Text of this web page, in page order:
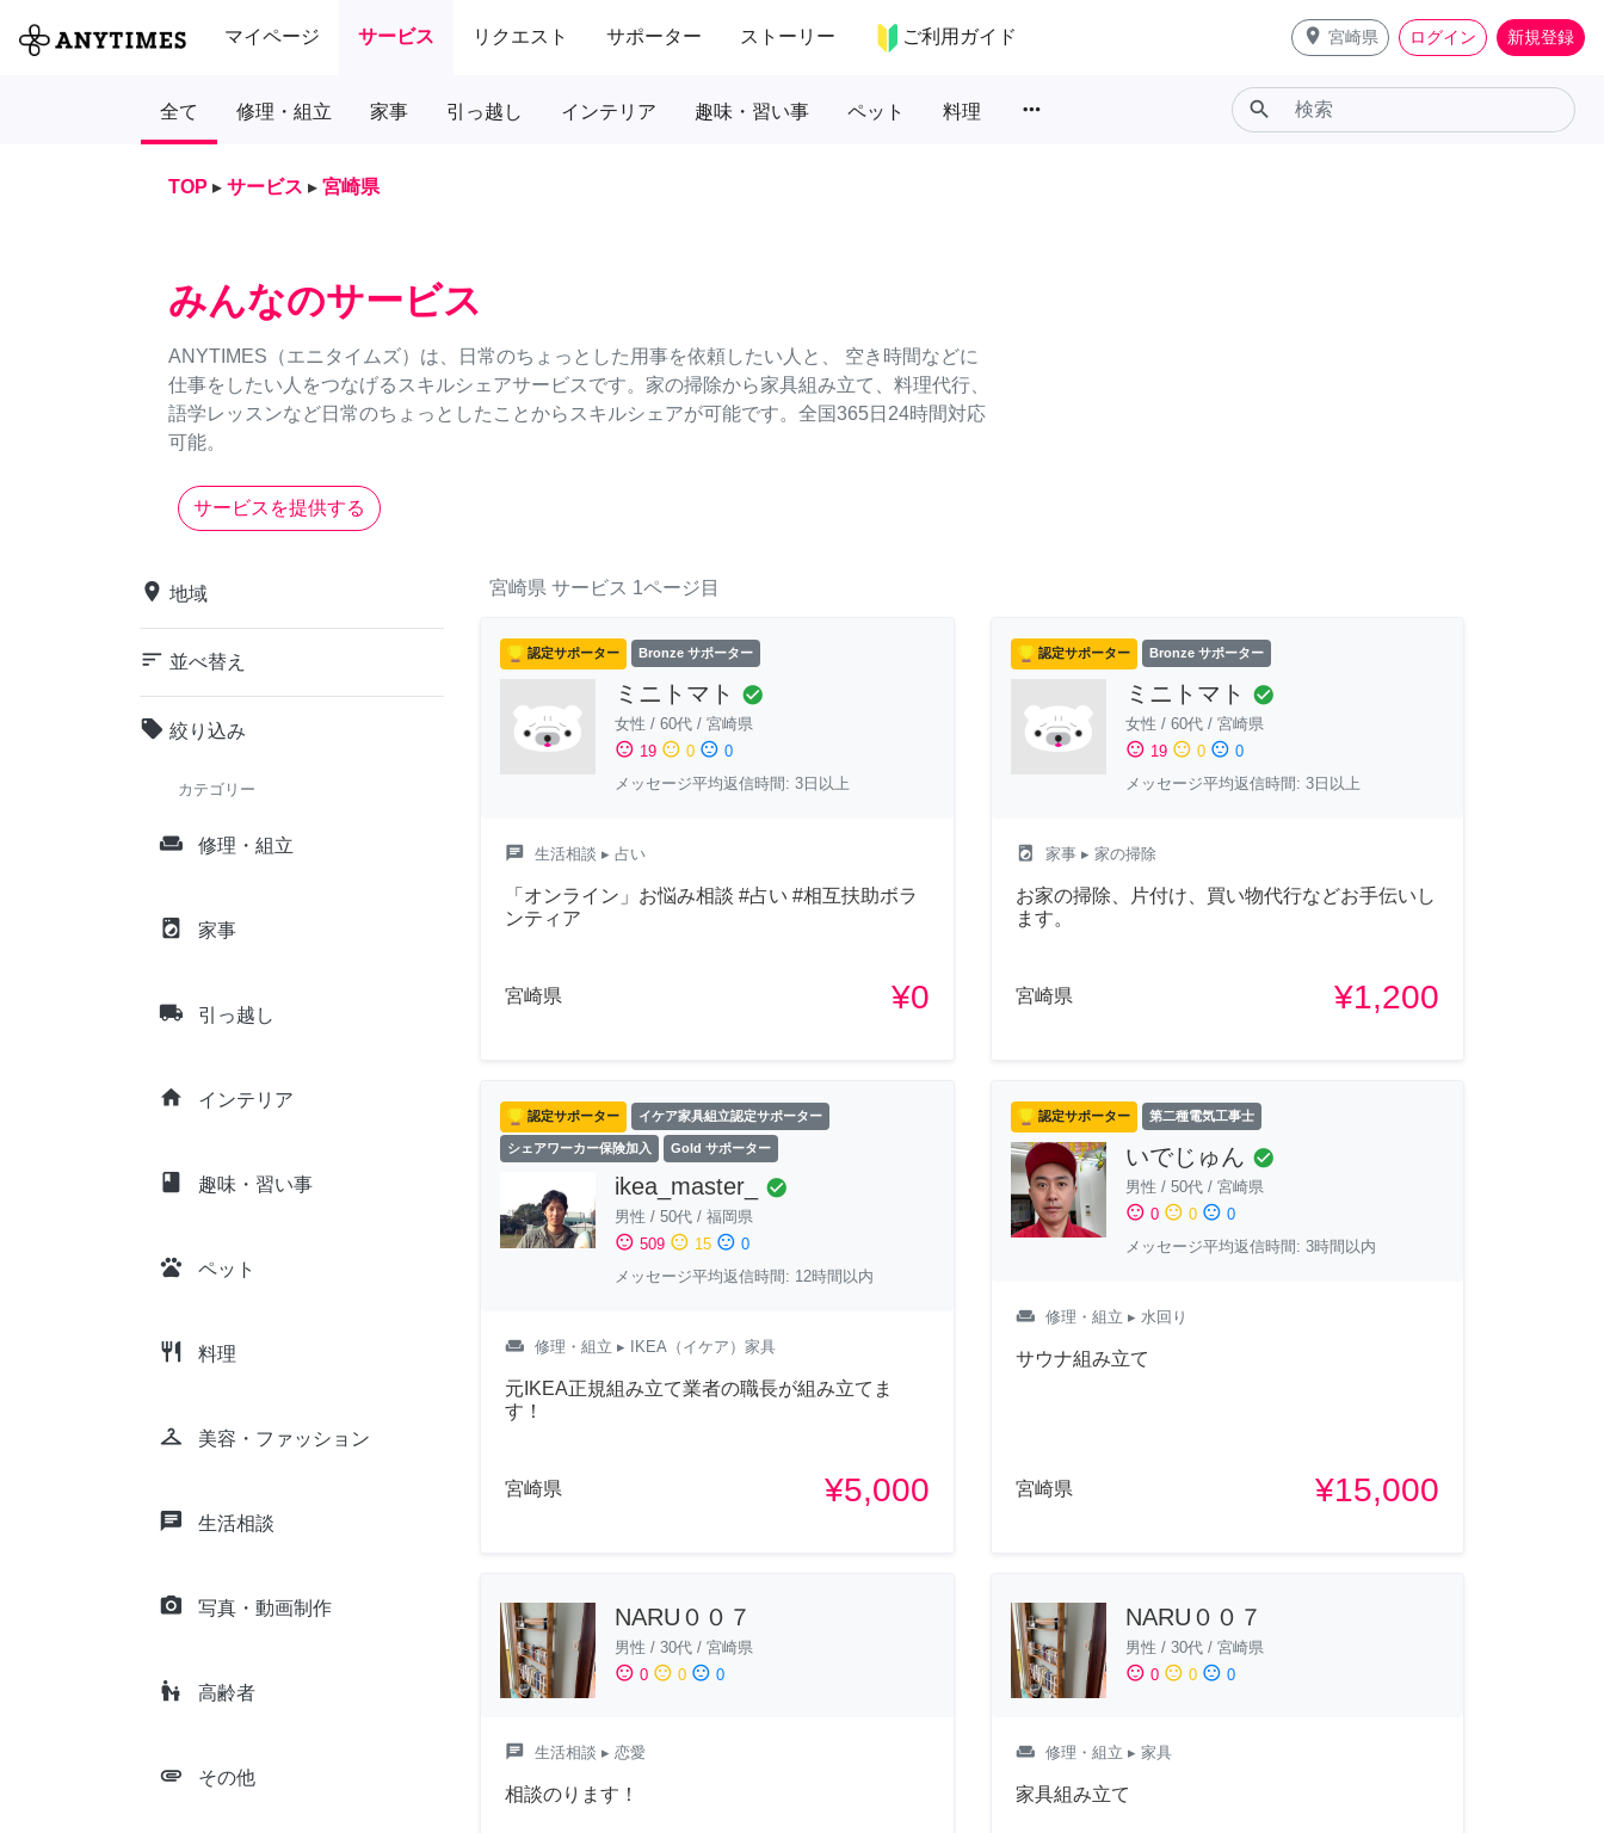
マイページ サービス リクエスト サポーター ストーリー ご利用ガイド place 宮崎県 ログイン 新規登録
全て 修理・組立 家事 引っ越し インテリア 趣味・習い事 ペット 料理 more_horiz search
TOP ▸ サービス ▸ 宮崎県
みんなのサービス
ANYTIMES（エニタイムズ）は、日常のちょっとした用事を依頼したい人と、 空き時間などに
仕事をしたい人をつなげるスキルシェアサービスです。家の掃除から家具組み立て、料理代行、
語学レッスンなど日常のちょっとしたことからスキルシェアが可能です。全国365日24時間対応
可能。
サービスを提供する
place 地域
sort 並べ替え
local_offer 絞り込み
カテゴリー
weekend 修理・組立
local_laundry_service 家事
local_shipping 引っ越し
home インテリア
class 趣味・習い事
pets ペット
restaurant 料理
checkroom 美容・ファッション
chat 生活相談
camera_alt 写真・動画制作
escalator_warning 高齢者
attachment その他
宮崎県 サービス 1ページ目
認定サポーター Bronze サポーター
ミニトマト check_circle
女性 / 60代 / 宮崎県
sentiment_satisfied 19 sentiment_neutral 0 sentiment_dissatisfied 0
メッセージ平均返信時間: 3日以上
chat 生活相談 ▸ 占い
「オンライン」お悩み相談 #占い #相互扶助ボラ
ンティア
宮崎県 ¥0
認定サポーター Bronze サポーター
ミニトマト check_circle
女性 / 60代/ 宮崎県
sentiment_satisfied 19 sentiment_neutral 0 sentiment_dissatisfied 0
メッセージ平均返信時間: 3日以上
local_laundry_service 家事▸ 家の掃除
お家の掃除、片付け、買い物代行などお手伝いし
ます。
宮崎県 ¥1,200
認定サポーター イケア家具組立認定サポーター
シェアワーカー保険加入 Gold サポーター
ikea_master_ check_circle
男性 / 50代 / 福岡県
sentiment_satisfied 509 sentiment_neutral 15 sentiment_dissatisfied 0
メッセージ平均返信時間: 12時間以内
weekend 修理・組立 ▸ IKEA（イケア）家具
元IKEA正規組み立て業者の職長が組み立てま
す！
宮崎県 ¥5,000
認定サポーター 第二種電気工事士
いでじゅん check_circle
男性 / 50代/ 宮崎県
sentiment_satisfied 0 sentiment_neutral 0 sentiment_dissatisfied 0
メッセージ平均返信時間: 3時間以内
weekend 修理・組立 ▸ 水回り
サウナ組み立て
宮崎県 ¥15,000
NARU００７
男性 / 30代 / 宮崎県
sentiment_satisfied 0 sentiment_neutral 0 sentiment_dissatisfied 0
chat 生活相談 ▸ 恋愛
相談のります！
NARU００７
男性 / 30代/ 宮崎県
sentiment_satisfied 0 sentiment_neutral 0 sentiment_dissatisfied 0
weekend 修理・組立 ▸ 家具
家具組み立て